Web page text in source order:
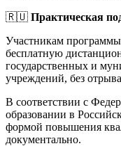
🇷🇺 Практическая
Участникам программы
бесплатную
государственных и
учреждений, без
В соответствии с
образовании в
формой повышения
документально.